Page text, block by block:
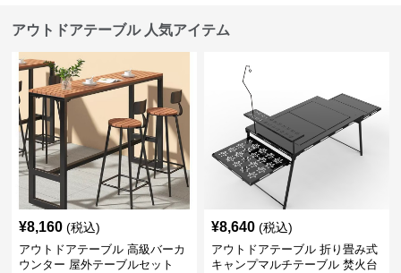
アウトドアテーブル 人気アイテム
¥8,160 (税込)
アウトドアテーブル 高級バーカ
ウンター 屋外テーブルセット
¥8,640 (税込)
アウトドアテーブル 折り畳み式
キャンプマルチテーブル 焚火台